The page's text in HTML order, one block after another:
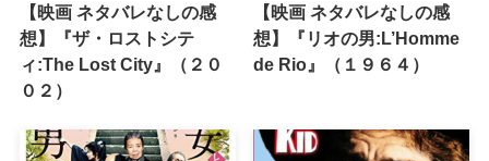
【映画 ネタバレなしの感
想】『ザ・ロストシテ
ィ:The Lost City』（２０
０２）
【映画 ネタバレなしの感
想】『リオの男:L’Homme
de Rio』（１９６４）